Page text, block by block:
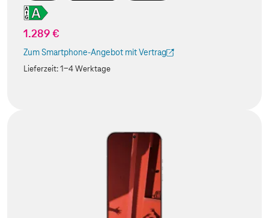
1.289 €
Zum Smartphone-Angebot mit Vertrag
(Der Link wird in einem neuen Tab geöffnet)
Lieferzeit:1-4 Werktage